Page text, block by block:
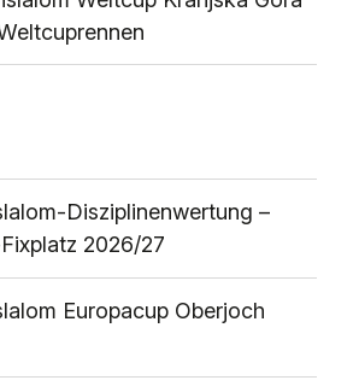
Disziplinenwertung –
2026/27
Europacup Oberjoch